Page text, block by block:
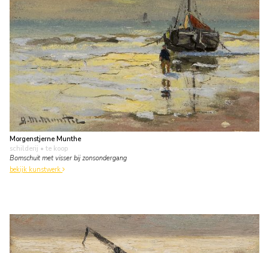
Morgenstjerne Munthe
schilderij • te koop
Bomschuit met visser bij zonsondergang
bekijk kunstwerk